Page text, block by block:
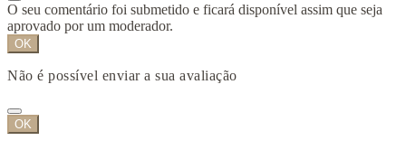
O seu comentário foi submetido e ficará disponível assim que seja
aprovado por um moderador.
OK
Não é possível enviar a sua avaliação
OK